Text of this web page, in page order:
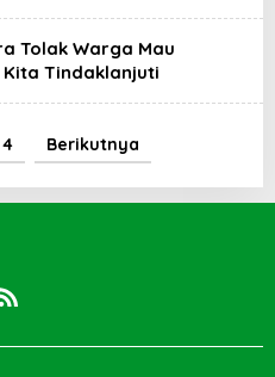
Tolak Warga Mau
Tindaklanjuti
4 Berikutnya